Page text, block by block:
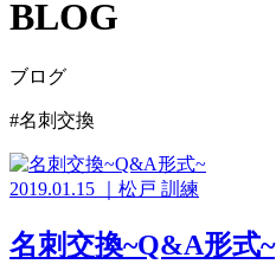
BLOG
ブログ
#名刺交換
2019.01.15 松戸 訓練
名刺交換~Q&A形式~